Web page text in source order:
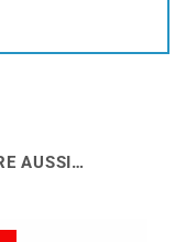
AUSSI…